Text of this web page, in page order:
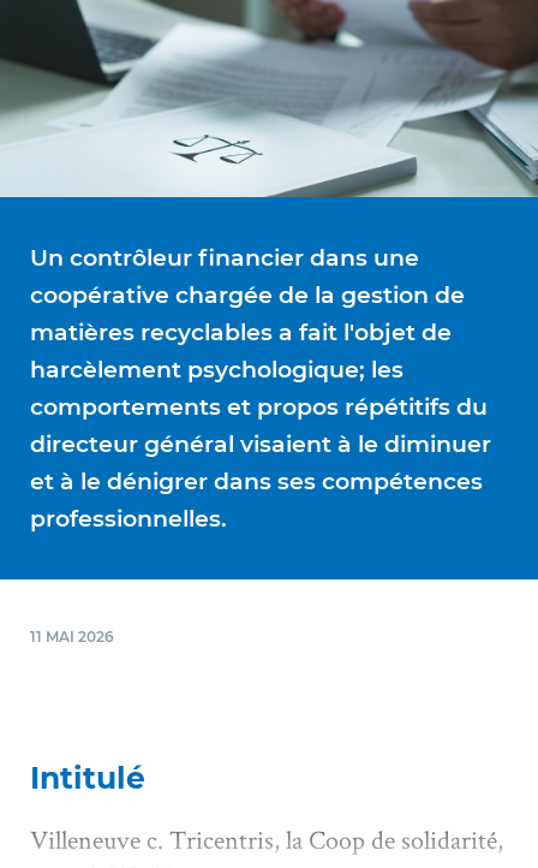
Un contrôleur financier dans une
coopérative chargée de la gestion de
matières recyclables a fait l'objet de
harcèlement psychologique; les
comportements et propos répétitifs du
directeur général visaient à le diminuer
et à le dénigrer dans ses compétences
professionnelles.
11 MAI 2026
Intitulé
Villeneuve c. Tricentris, la Coop de solidarité,